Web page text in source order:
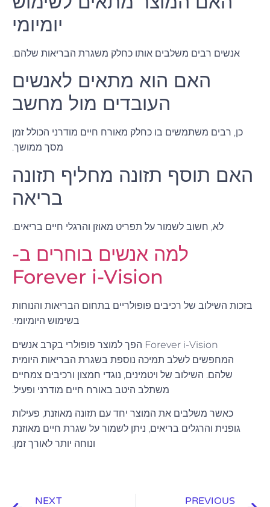
יומיומי
אנשים רבים משלבים אותו כחלק משגרת הבריאות שלהם.
האם הוא מתאים לאנשים
העובדים מול מחשב
כן, רבים משתמשים בו כחלק מאורח חיים מודרני הכולל זמן
מסך ממושך.
האם תוסף תזונה מחליף תזונה
בריאה
לא, חשוב לשמור על תפריט מאוזן והרגלי חיים בריאים.
למה אנשים בוחרים ב-
Forever i-Vision
בזכות השילוב של רכיבים פופולריים בתחום הבריאות והנוחות
בשימוש היומיומי.
Forever i-Vision הפך למוצר פופולרי בקרב אנשים
המחפשים לשלב תמיכה נוספת בשגרת הבריאות היומית
שלהם. השילוב של ויטמינים, נוגדי חמצון ורכיבים צמחיים
משתלב היטב באורח חיים מודרני ופעיל.
כאשר משלבים את המוצר יחד עם תזונה מאוזנת, פעילות
גופנית והרגלים בריאים, ניתן לשמור על שגרת חיים מאוזנת
ונוחה יותר לאורך זמן.
PREVIOUS
NEXT